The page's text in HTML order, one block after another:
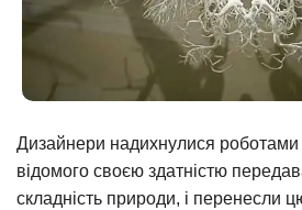
Дизайнери надихнулися роботами
відомого своєю здатністю
складність природи, і перенесли